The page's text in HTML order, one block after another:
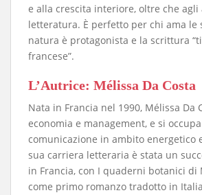
e alla crescita interiore, oltre che
letteratura. È perfetto per chi ama le
natura è protagonista e la scrittura
francese”.
​L’Autrice: Mélissa Da Costa
​Nata in Francia nel 1990, Mélissa Da
economia e management, e si
comunicazione in ambito energetico
sua carriera letteraria è stata un
in Francia, con I quaderni botanici di
come primo romanzo tradotto in